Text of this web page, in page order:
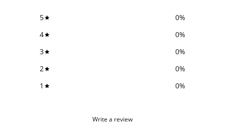
5 0%
4
0%
3
0%
2
0%
1
0%
Write a review